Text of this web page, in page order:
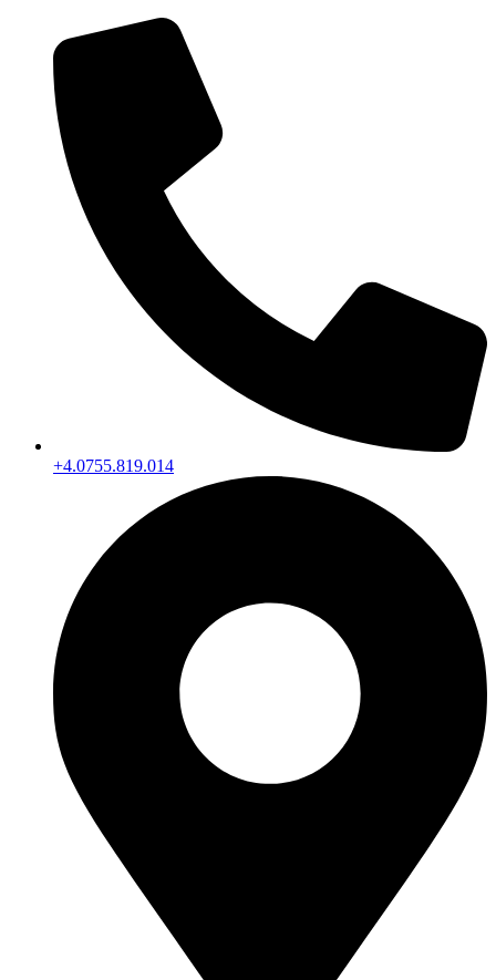
+4.0755.819.014